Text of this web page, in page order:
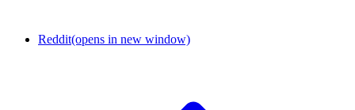
Reddit(opens in new window)